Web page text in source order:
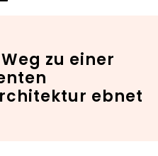
zu einer
ebnet